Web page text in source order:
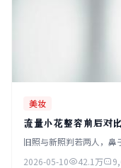
美妆
流量小花整容前后对
旧照与新照判若两人，
2026-05-10
42.1万